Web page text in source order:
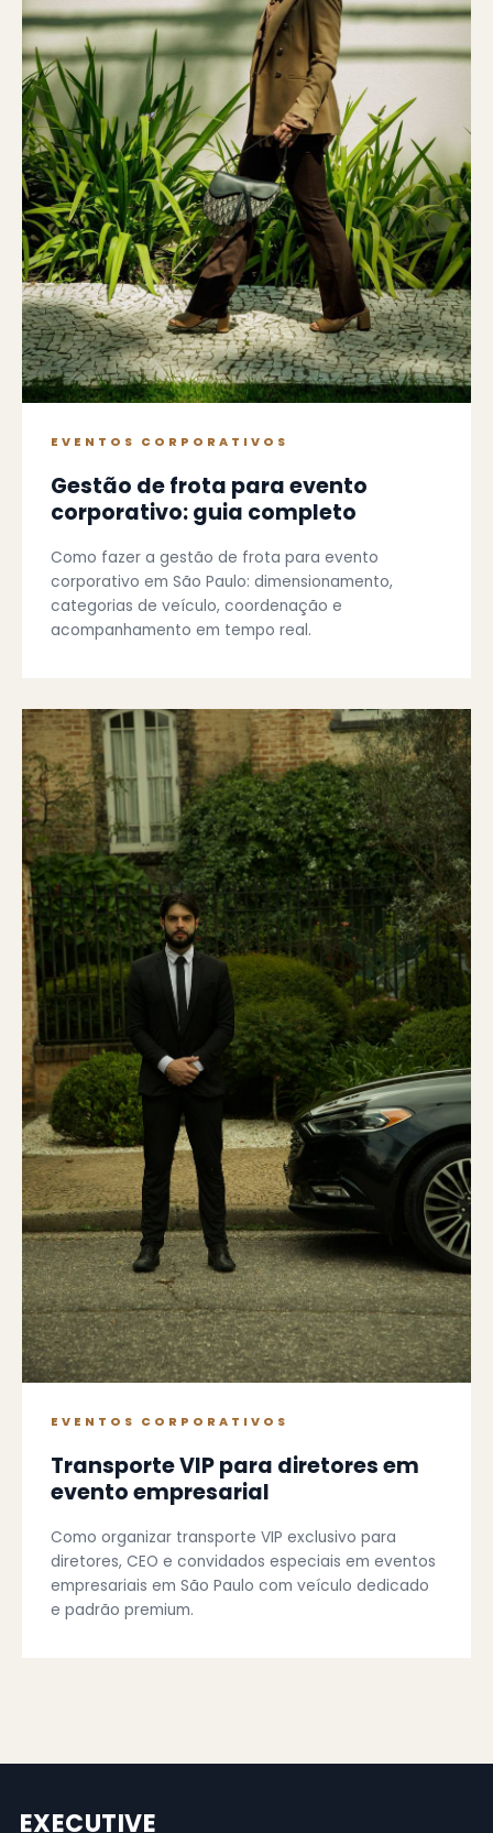
EVENTOS CORPORATIVOS
Gestão de frota para evento
corporativo: guia completo
Como fazer a gestão de frota para evento
corporativo em São Paulo: dimensionamento,
categorias de veículo, coordenação e
acompanhamento em tempo real.
EVENTOS CORPORATIVOS
Transporte VIP para diretores em
evento empresarial
Como organizar transporte VIP exclusivo para
diretores, CEO e convidados especiais em eventos
empresariais em São Paulo com veículo dedicado
e padrão premium.
EXECUTIVE